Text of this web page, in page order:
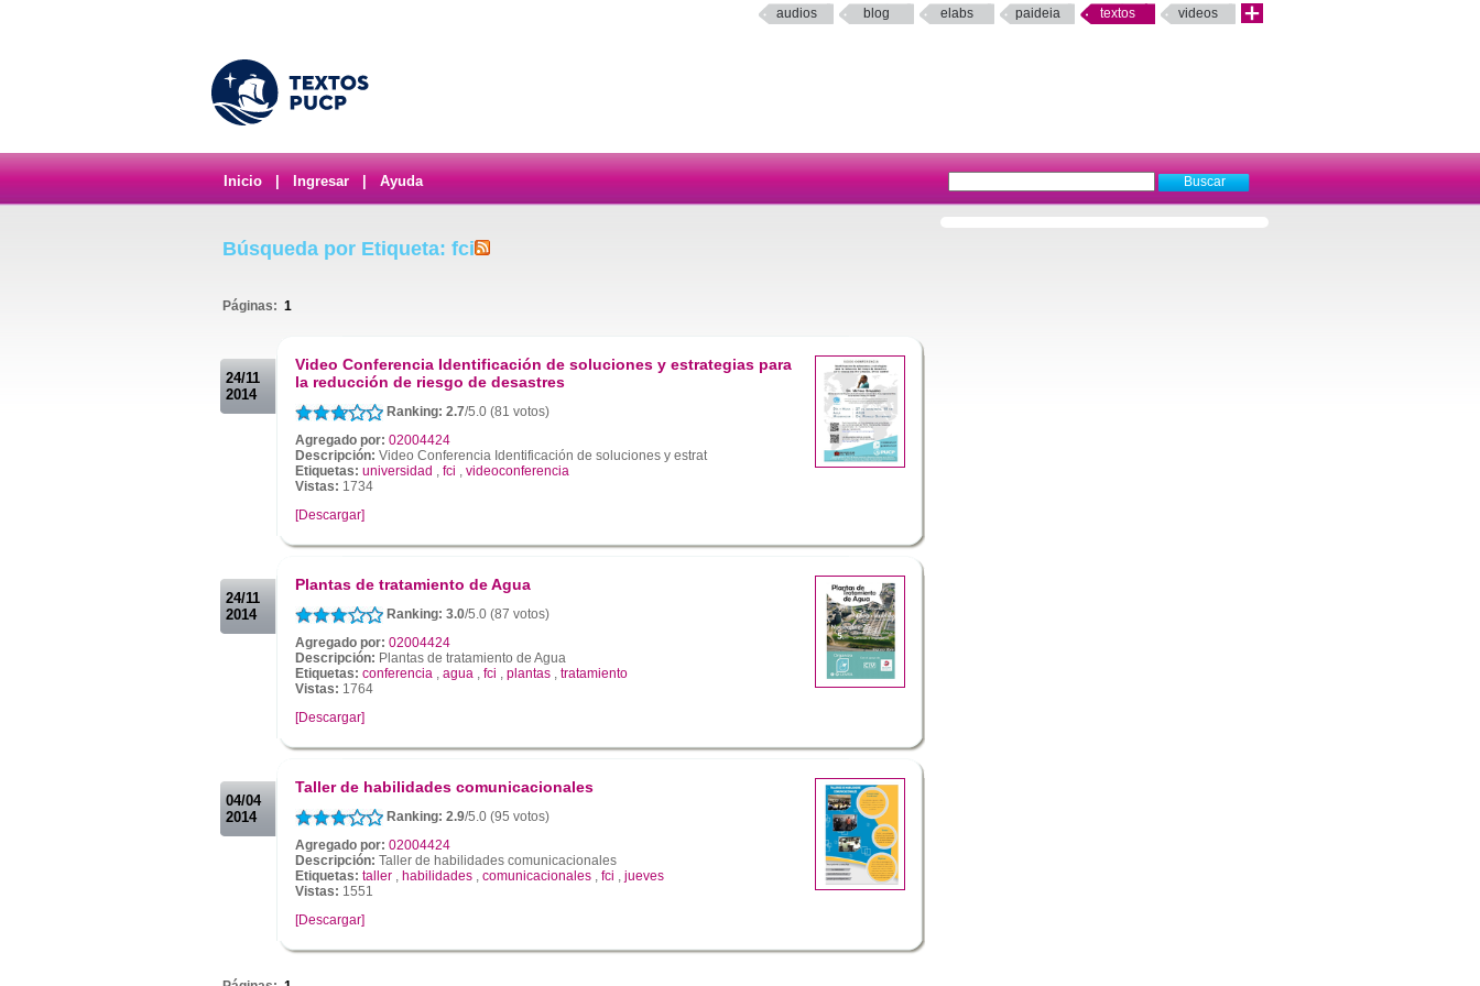
audios blog elabs paideia textos videos
Inicio Ingresar Ayuda
Búsqueda por Etiqueta: fci
Páginas: 1
24/11
2014
Video Conferencia Identificación de soluciones y estrategias para
la reducción de riesgo de desastres
Ranking: 2.7/5.0 (81 votos)
Agregado por: 02004424
Descripción: Video Conferencia Identificación de soluciones y estrat
Etiquetas: universidad , fci , videoconferencia
Vistas: 1734
[Descargar]
24/11
2014
Plantas de tratamiento de Agua
Ranking: 3.0/5.0 (87 votos)
Agregado por: 02004424
Descripción: Plantas de tratamiento de Agua
Etiquetas: conferencia , agua , fci , plantas , tratamiento
Vistas: 1764
[Descargar]
04/04
2014
Taller de habilidades comunicacionales
Ranking: 2.9/5.0 (95 votos)
Agregado por: 02004424
Descripción: Taller de habilidades comunicacionales
Etiquetas: taller , habilidades , comunicacionales , fci , jueves
Vistas: 1551
[Descargar]